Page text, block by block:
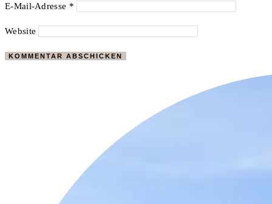
E-Mail-Adresse *
Website